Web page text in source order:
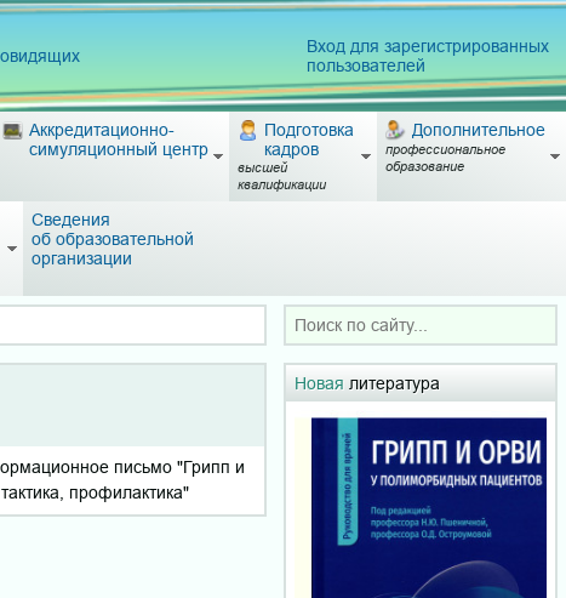
Вход для зарегистрированных
пользователей
Аккредитационно-
симуляционный центр
Подготовка
кадров
высшей
квалификации
Дополнительное
профессиональное
образование
Сведения
об образовательной
организации
письмо "Грипп и
профилактика"
Новая литература